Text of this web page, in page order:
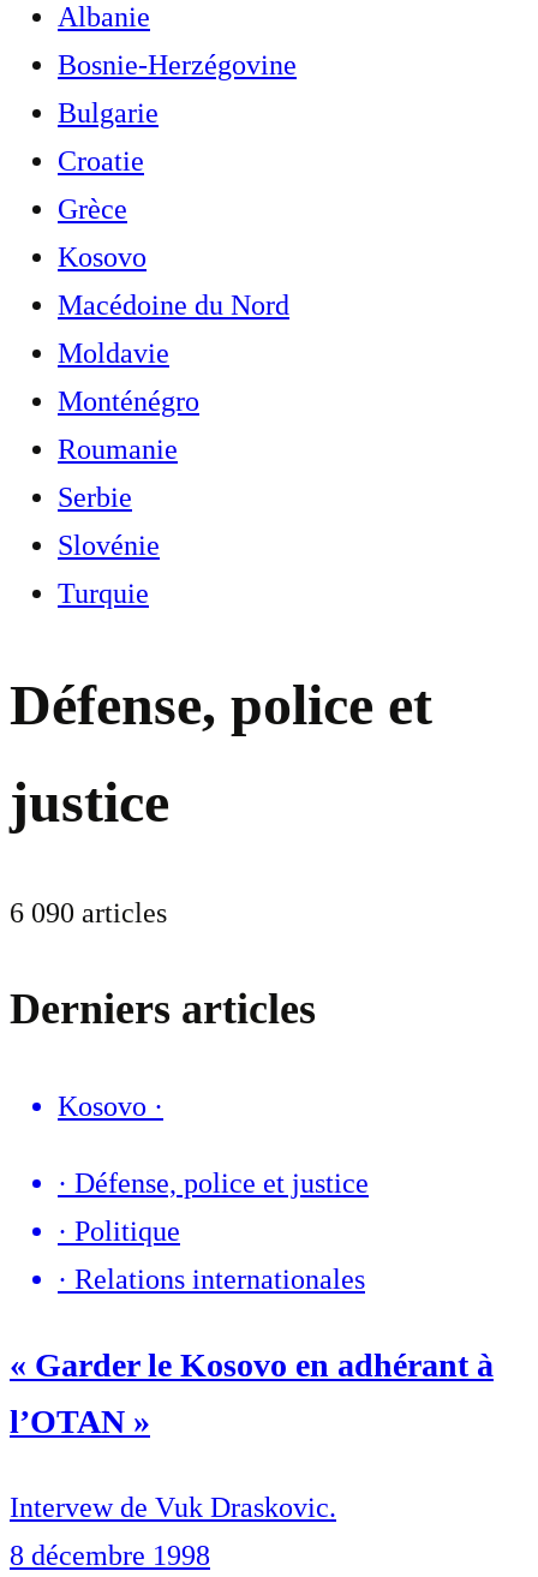
Albanie
Bosnie-Herzégovine
Bulgarie
Croatie
Grèce
Kosovo
Macédoine du Nord
Moldavie
Monténégro
Roumanie
Serbie
Slovénie
Turquie
Défense, police et
justice
6 090 articles
Derniers articles
Kosovo ·
· Défense, police et justice
· Politique
· Relations internationales
« Garder le Kosovo en adhérant à
l’OTAN »
Intervew de Vuk Draskovic.
8 décembre 1998